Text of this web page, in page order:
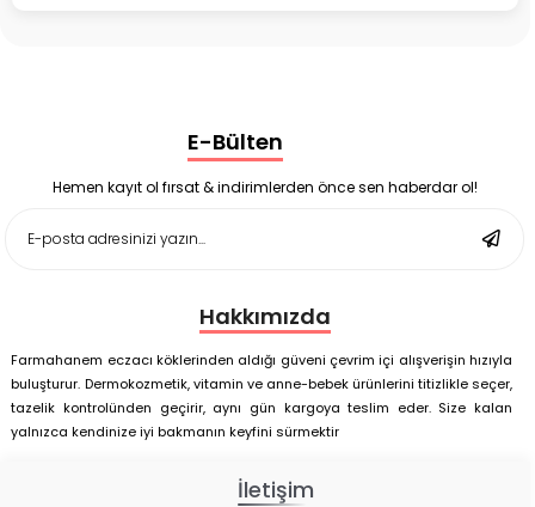
Enterogermina Family 5 ml 20 Flakon
Deep Flex Stres Azaltıcı ve Enerji Dengeleyici Topraklama
Matı Set 40x60 cm
E-Bülten
Hemen kayıt ol fırsat & indirimlerden önce sen haberdar ol!
Hakkımızda
Farmahanem eczacı köklerinden aldığı güveni çevrim içi alışverişin hızıyla
buluşturur. Dermokozmetik, vitamin ve anne-bebek ürünlerini titizlikle seçer,
tazelik kontrolünden geçirir, aynı gün kargoya teslim eder. Size kalan
yalnızca kendinize iyi bakmanın keyfini sürmektir
İletişim